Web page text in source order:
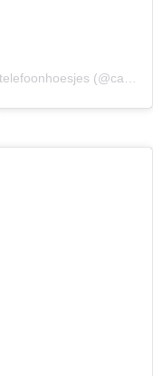
Een bericht gedeeld door CASIMODA telefoonhoesjes (@casimoda_nl)